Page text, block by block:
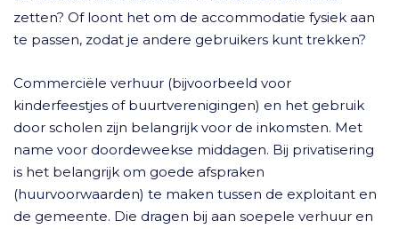
zetten? Of loont het om de accommodatie fysiek aan
te passen, zodat je andere gebruikers kunt trekken?
Commerciële verhuur (bijvoorbeeld voor
kinderfeestjes of buurtverenigingen) en het gebruik
door scholen zijn belangrijk voor de inkomsten. Met
name voor doordeweekse middagen. Bij privatisering
is het belangrijk om goede afspraken
(huurvoorwaarden) te maken tussen de exploitant en
de gemeente. Die dragen bij aan soepele verhuur en